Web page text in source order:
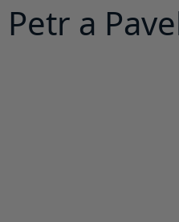
Petr a